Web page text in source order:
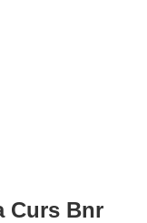
Curs Bnr